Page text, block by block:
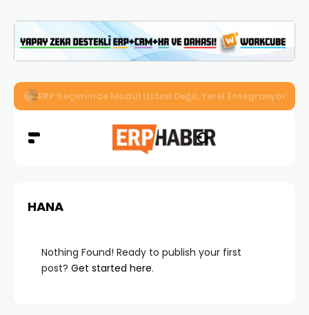
İkizler Aydınlatma, Workcube ERP ile Üretim, Satış ve
HANA
Nothing Found! Ready to publish your first
post? Get started here.